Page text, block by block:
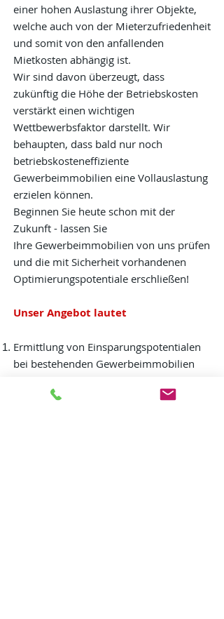
einer hohen Auslastung ihrer Objekte,
welche auch von der Mieterzufriedenheit
und somit von den anfallenden
Mietkosten abhängig ist.
Wir sind davon überzeugt, dass
zukünftig die Höhe der Betriebskosten
verstärkt einen wichtigen
Wettbewerbsfaktor darstellt. Wir
behaupten, dass bald nur noch
betriebskosteneffiziente
Gewerbeimmobilien eine Vollauslastung
erzielen können.
Beginnen Sie heute schon mit der
Zukunft - lassen Sie
Ihre Gewerbeimmobilien von uns prüfen
und die mit Sicherheit vorhandenen
Optimierungspotentiale erschließen!
Unser Angebot lautet
Ermittlung von Einsparungspotentialen
bei bestehenden Gewerbeimmobilien
Betriebskostenoptimierungsprojektes